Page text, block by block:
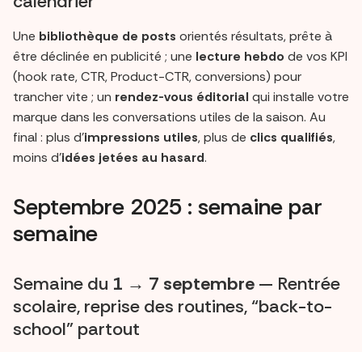
Une bibliothèque de posts orientés résultats, prête à
être déclinée en publicité ; une lecture hebdo de vos KPI
(hook rate, CTR, Product-CTR, conversions) pour
trancher vite ; un rendez-vous éditorial qui installe votre
marque dans les conversations utiles de la saison. Au
final : plus d’impressions utiles, plus de clics qualifiés,
moins d’idées jetées au hasard.
Septembre 2025 : semaine par
semaine
Semaine du 1 → 7 septembre — Rentrée
scolaire, reprise des routines, “back-to-
school” partout